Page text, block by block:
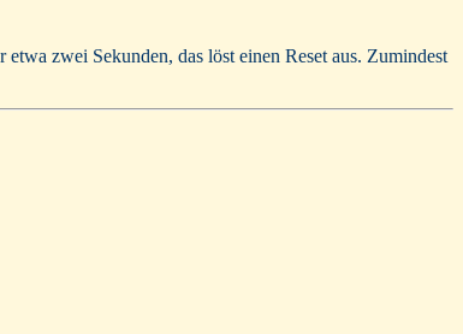
zwei Sekunden, das löst einen Reset aus. Zumindest